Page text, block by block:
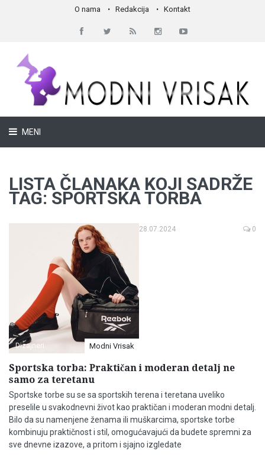
O nama Redakcija Kontakt
MENI
LISTA ČLANAKA KOJI SADRŽE
TAG: SPORTSKA TORBA
Dizajneri Modni Vrisak
28.07.2024 0
Sportska torba: Praktičan i moderan detalj ne
samo za teretanu
Sportske torbe su se sa sportskih terena i teretana uveliko
preselile u svakodnevni život kao praktičan i moderan modni detalj.
Bilo da su namenjene ženama ili muškarcima, sportske torbe
kombinuju praktičnost i stil, omogućavajući da budete spremni za
sve dnevne izazove, a pritom i sjajno izgledate